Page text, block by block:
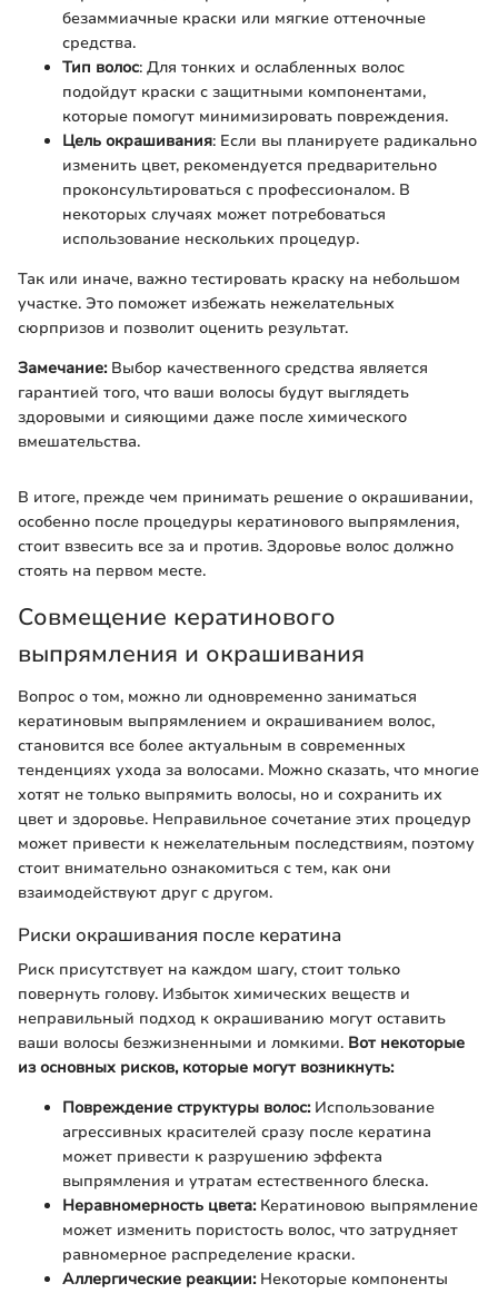
безаммиачные краски или мягкие оттеночные
средства.
Тип волос: Для тонких и ослабленных волос
подойдут краски с защитными компонентами,
которые помогут минимизировать повреждения.
Цель окрашивания: Если вы планируете радикально
изменить цвет, рекомендуется предварительно
проконсультироваться с профессионалом. В
некоторых случаях может потребоваться
использование нескольких процедур.
Так или иначе, важно тестировать краску на небольшом
участке. Это поможет избежать нежелательных
сюрпризов и позволит оценить результат.
Замечание:Выбор качественного средства является
гарантией того, что ваши волосы будут выглядеть
здоровыми и сияющими даже после химического
вмешательства.
В итоге, прежде чем принимать решение о окрашивании,
особенно после процедуры кератинового выпрямления,
стоит взвесить все за и против. Здоровье волос должно
стоять на первом месте.
Совмещение кератинового
выпрямления и окрашивания
Вопрос о том, можно ли одновременно заниматься
кератиновым выпрямлением и окрашиванием волос,
становится все более актуальным в современных
тенденциях ухода за волосами. Можно сказать, что многие
хотят не только выпрямить волосы, но и сохранить их
цвет и здоровье. Неправильное сочетание этих процедур
может привести к нежелательным последствиям, поэтому
стоит внимательно ознакомиться с тем, как они
взаимодействуют друг с другом.
Риски окрашивания после кератина
Риск присутствует на каждом шагу, стоит только
повернуть голову. Избыток химических веществ и
неправильный подход к окрашиванию могут оставить
ваши волосы безжизненными и ломкими. Вот некоторые
из основных рисков, которые могут возникнуть:
Повреждение структуры волос:Использование
агрессивных красителей сразу после кератина
может привести к разрушению эффекта
выпрямления и утратам естественного блеска.
Неравномерность цвета:Кератиновою выпрямление
может изменить пористость волос, что затрудняет
равномерное распределение краски.
Аллергические реакции:Некоторые компоненты